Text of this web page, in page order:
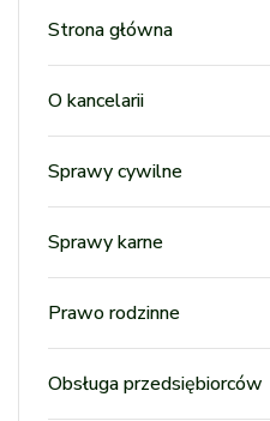
Strona główna
O kancelarii
Sprawy cywilne
Sprawy karne
Prawo rodzinne
Obsługa przedsiębiorców